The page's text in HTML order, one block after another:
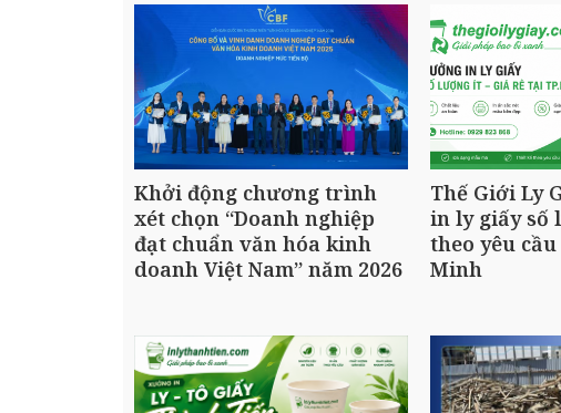
Khởi động chương trình
xét chọn “Doanh nghiệp
đạt chuẩn văn hóa kinh
doanh Việt Nam” năm 2026
Thế Giới Ly
in ly giấy số
theo yêu
Minh